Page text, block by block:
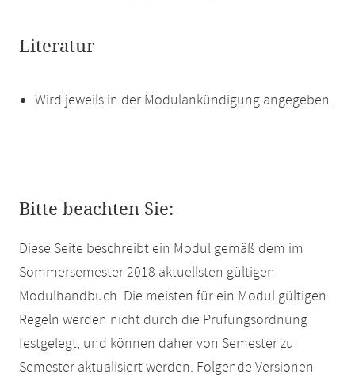
Literatur
Wird jeweils in der Modulankündigung angegeben.
Bitte beachten Sie:
Diese Seite beschreibt ein Modul gemäß dem im
Sommersemester 2018 aktuellsten gültigen
Modulhandbuch. Die meisten für ein Modul gültigen
Regeln werden nicht durch die Prüfungsordnung
festgelegt, und können daher von Semester zu
Semester aktualisiert werden. Folgende Versionen